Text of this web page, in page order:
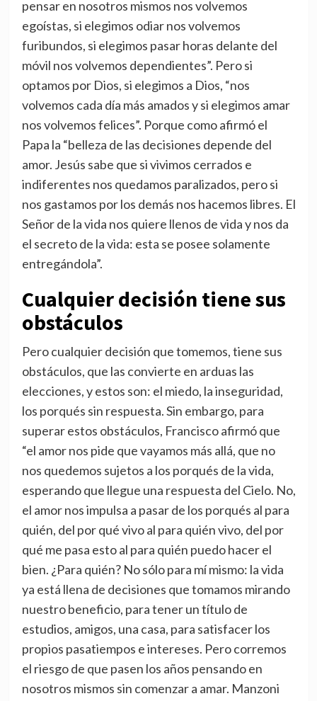
pensar en nosotros mismos nos volvemos
egoístas, si elegimos odiar nos volvemos
furibundos, si elegimos pasar horas delante del
móvil nos volvemos dependientes”. Pero si
optamos por Dios, si elegimos a Dios, “nos
volvemos cada día más amados y si elegimos amar
nos volvemos felices”. Porque como afirmó el
Papa la “belleza de las decisiones depende del
amor. Jesús sabe que si vivimos cerrados e
indiferentes nos quedamos paralizados, pero si
nos gastamos por los demás nos hacemos libres. El
Señor de la vida nos quiere llenos de vida y nos da
el secreto de la vida: esta se posee solamente
entregándola”.
Cualquier decisión tiene sus
obstáculos
Pero cualquier decisión que tomemos, tiene sus
obstáculos, que las convierte en arduas las
elecciones, y estos son: el miedo, la inseguridad,
los porqués sin respuesta. Sin embargo, para
superar estos obstáculos, Francisco afirmó que
“el amor nos pide que vayamos más allá, que no
nos quedemos sujetos a los porqués de la vida,
esperando que llegue una respuesta del Cielo. No,
el amor nos impulsa a pasar de los porqués al para
quién, del por qué vivo al para quién vivo, del por
qué me pasa esto al para quién puedo hacer el
bien. ¿Para quién? No sólo para mí mismo: la vida
ya está llena de decisiones que tomamos mirando
nuestro beneficio, para tener un título de
estudios, amigos, una casa, para satisfacer los
propios pasatiempos e intereses. Pero corremos
el riesgo de que pasen los años pensando en
nosotros mismos sin comenzar a amar. Manzoni